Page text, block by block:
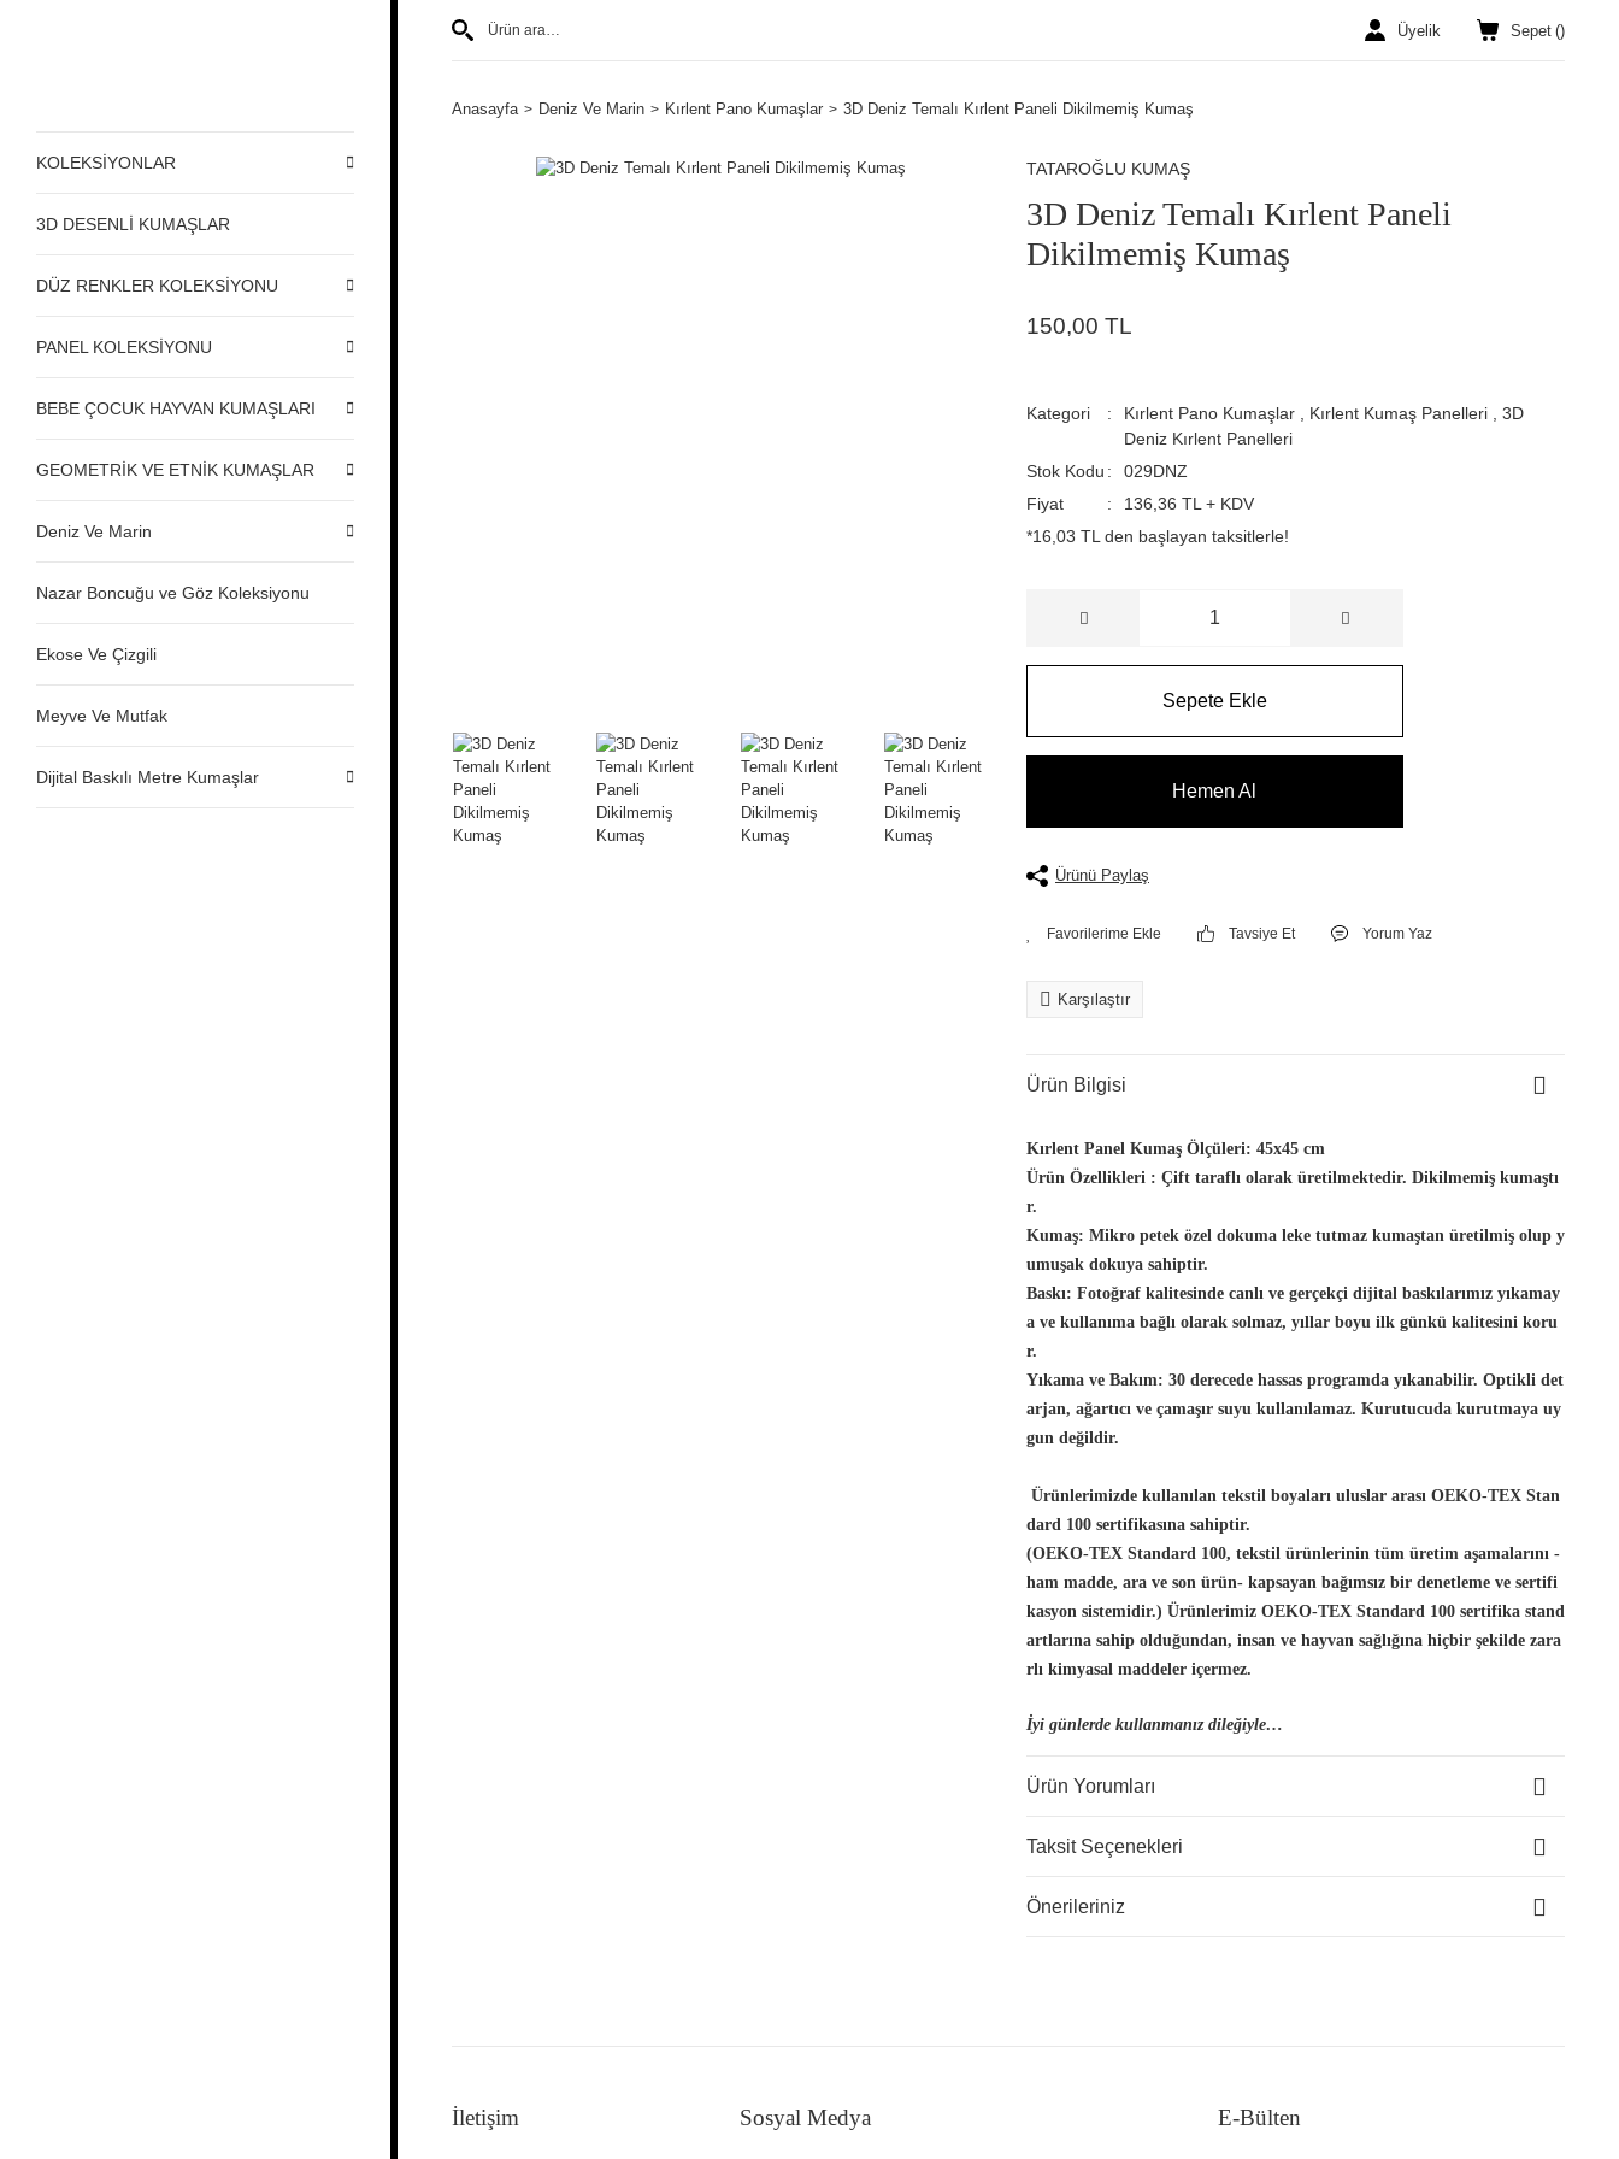
KOLEKSİYONLAR
3D DESENLİ KUMAŞLAR
DÜZ RENKLER KOLEKSİYONU
PANEL KOLEKSİYONU
BEBE ÇOCUK HAYVAN KUMAŞLARI
GEOMETRİK VE ETNİK KUMAŞLAR
Deniz Ve Marin
Nazar Boncuğu ve Göz Koleksiyonu
Ekose Ve Çizgili
Meyve Ve Mutfak
Dijital Baskılı Metre Kumaşlar
Üyelik Sepet ()
Anasayfa Deniz Ve Marin Kırlent Pano Kumaşlar 3D Deniz Temalı Kırlent Paneli Dikilmemiş Kumaş
TATAROĞLU KUMAŞ
3D Deniz Temalı Kırlent Paneli
Dikilmemiş Kumaş
150,00 TL
Kategori Kırlent Pano Kumaşlar Kırlent Kumaş Panelleri ,3D
Deniz Kırlent Panelleri
Stok Kodu
029DNZ
Fiyat
136,36 TL + KDV
*16,03 TL den başlayan taksitlerle!
Sepete Ekle
Hemen Al
Ürünü Paylaş
Tavsiye Et Yorum Yaz
Karşılaştır
Ürün Bilgisi
Kırlent Panel Kumaş Ölçüleri: 45x45 cm
Ürün Özellikleri : Çift taraflı olarak üretilmektedir. Dikilmemiş kumaştı
r.
Kumaş: Mikro petek özel dokuma leke tutmaz kumaştan üretilmiş olup y
umuşak dokuya sahiptir.
Baskı: Fotoğraf kalitesinde canlı ve gerçekçi dijital baskılarımız yıkamay
a ve kullanıma bağlı olarak solmaz, yıllar boyu ilk günkü kalitesini koru
r.
Yıkama ve Bakım: 30 derecede hassas programda yıkanabilir. Optikli det
arjan, ağartıcı ve çamaşır suyu kullanılamaz. Kurutucuda kurutmaya uy
gun değildir.
Ürünlerimizde kullanılan tekstil boyaları uluslar arası OEKO-TEX Stan
dard 100 sertifikasına sahiptir.
(OEKO-TEX Standard 100, tekstil ürünlerinin tüm üretim aşamalarını -
ham madde, ara ve son ürün- kapsayan bağımsız bir denetleme ve sertifi
kasyon sistemidir.) Ürünlerimiz OEKO-TEX Standard 100 sertifika stand
artlarına sahip olduğundan, insan ve hayvan sağlığına hiçbir şekilde zara
rlı kimyasal maddeler içermez.
İyi günlerde kullanmanız dileğiyle…
Ürün Yorumları
Taksit Seçenekleri
Önerileriniz
İletişim Sosyal Medya E-Bülten